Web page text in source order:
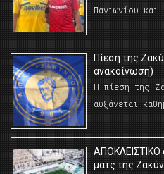
Πανιωνίου και
Πίεση της
ανακοίνωση)
Η πίεση της
αυξάνεται
ματς της